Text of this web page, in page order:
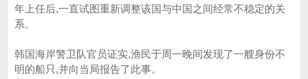
年上任后,一直试图重新调整该国与中国之间经常不稳定的关
系。
韩国海岸警卫队官员证实,渔民于周一晚间发现了一艘身份不
明的船只,并向当局报告了此事。